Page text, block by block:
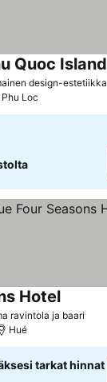
design-estetiikka
Phu Loc
ravintola ja baari
Hotel
Hué
tarkat hinnat